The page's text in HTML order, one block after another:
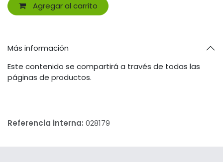
Agregar al carrito
Más información
Este contenido se compartirá a través de todas las
páginas de productos.
Referencia interna: 028179